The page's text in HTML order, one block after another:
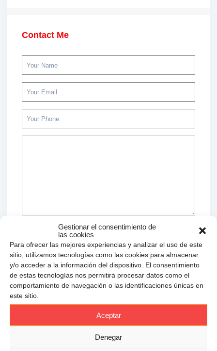
Gestionar el consentimiento de
las cookies
Para ofrecer las mejores experiencias y analizar el uso de este
sitio, utilizamos tecnologías como las cookies para almacenar
y/o acceder a la información del dispositivo. El consentimiento
de estas tecnologías nos permitirá procesar datos como el
comportamiento de navegación o las identificaciones únicas en
este sitio.
Aceptar
Denegar
Contact Me
Últimas novedades en Altamira